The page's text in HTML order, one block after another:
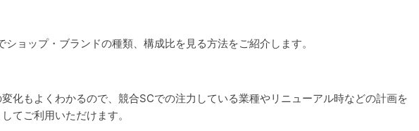
ショップ・ブランドの種類、構成比を見る方法をご紹介します。
化もよくわかるので、競合SCでの注力している業種やリニューアル時などの計画を
てご利用いただけます。